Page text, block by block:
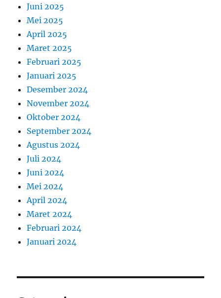
Juni 2025
Mei 2025
April 2025
Maret 2025
Februari 2025
Januari 2025
Desember 2024
November 2024
Oktober 2024
September 2024
Agustus 2024
Juli 2024
Juni 2024
Mei 2024
April 2024
Maret 2024
Februari 2024
Januari 2024